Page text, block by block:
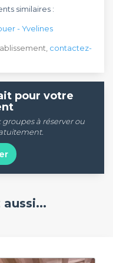
similaires :
- Yvelines
contactez-
pour votre
à réserver ou